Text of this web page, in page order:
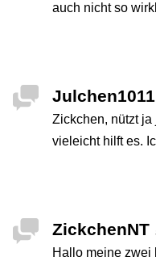
auch nicht so
Julchen1011
Zickchen, nützt ja
vieleicht hilft es.
ZickchenNT
Hallo meine zwei